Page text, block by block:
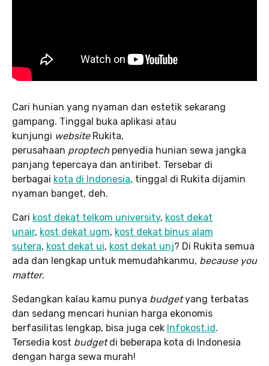
Cari hunian yang nyaman dan estetik sekarang
gampang. Tinggal buka aplikasi atau
kunjungi websiteRukita,
perusahaan proptech penyedia hunian sewa jangka
panjang tepercaya dan antiribet. Tersebar di
berbagai kota di Indonesia, tinggal di Rukita dijamin
nyaman banget, deh.
Cari kost dekat telkom university, kost dekat
unair, kost dekat ugm, kost dekat binus alam
sutera, kost dekat ui, kost dekat unj? Di Rukita semua
ada dan lengkap untuk memudahkanmu, because you
matter.
Sedangkan kalau kamu punya budgetyang terbatas
dan sedang mencari hunian harga ekonomis
berfasilitas lengkap, bisa juga cek Infokost.id.
Tersedia kost budgetdi beberapa kota di Indonesia
dengan harga sewa murah!